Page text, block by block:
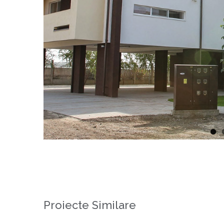
Proiecte Similare